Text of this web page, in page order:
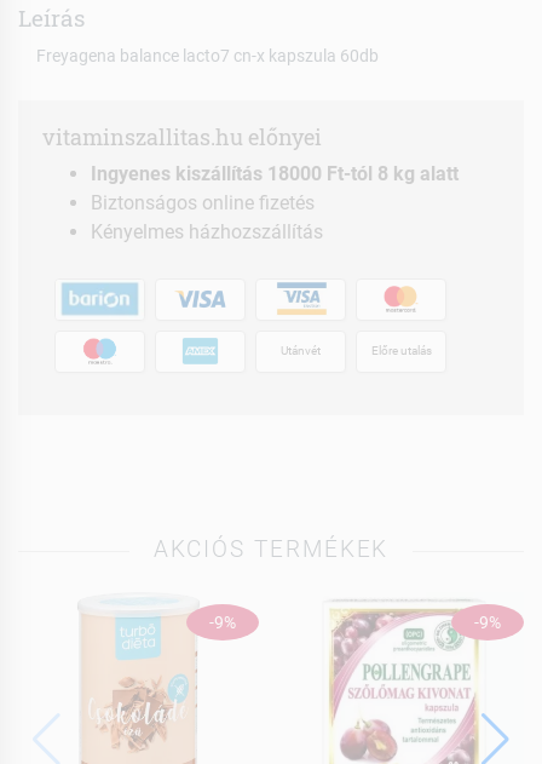
Leírás
Freyagena balance lacto7 cn-x kapszula 60db
vitaminszallitas.hu előnyei
Ingyenes kiszállítás 18000 Ft-tól 8 kg alatt
Biztonságos online fizetés
Kényelmes házhozszállítás
Utánvét Előre utalás
AKCIÓS TERMÉKEK
-9% -9%